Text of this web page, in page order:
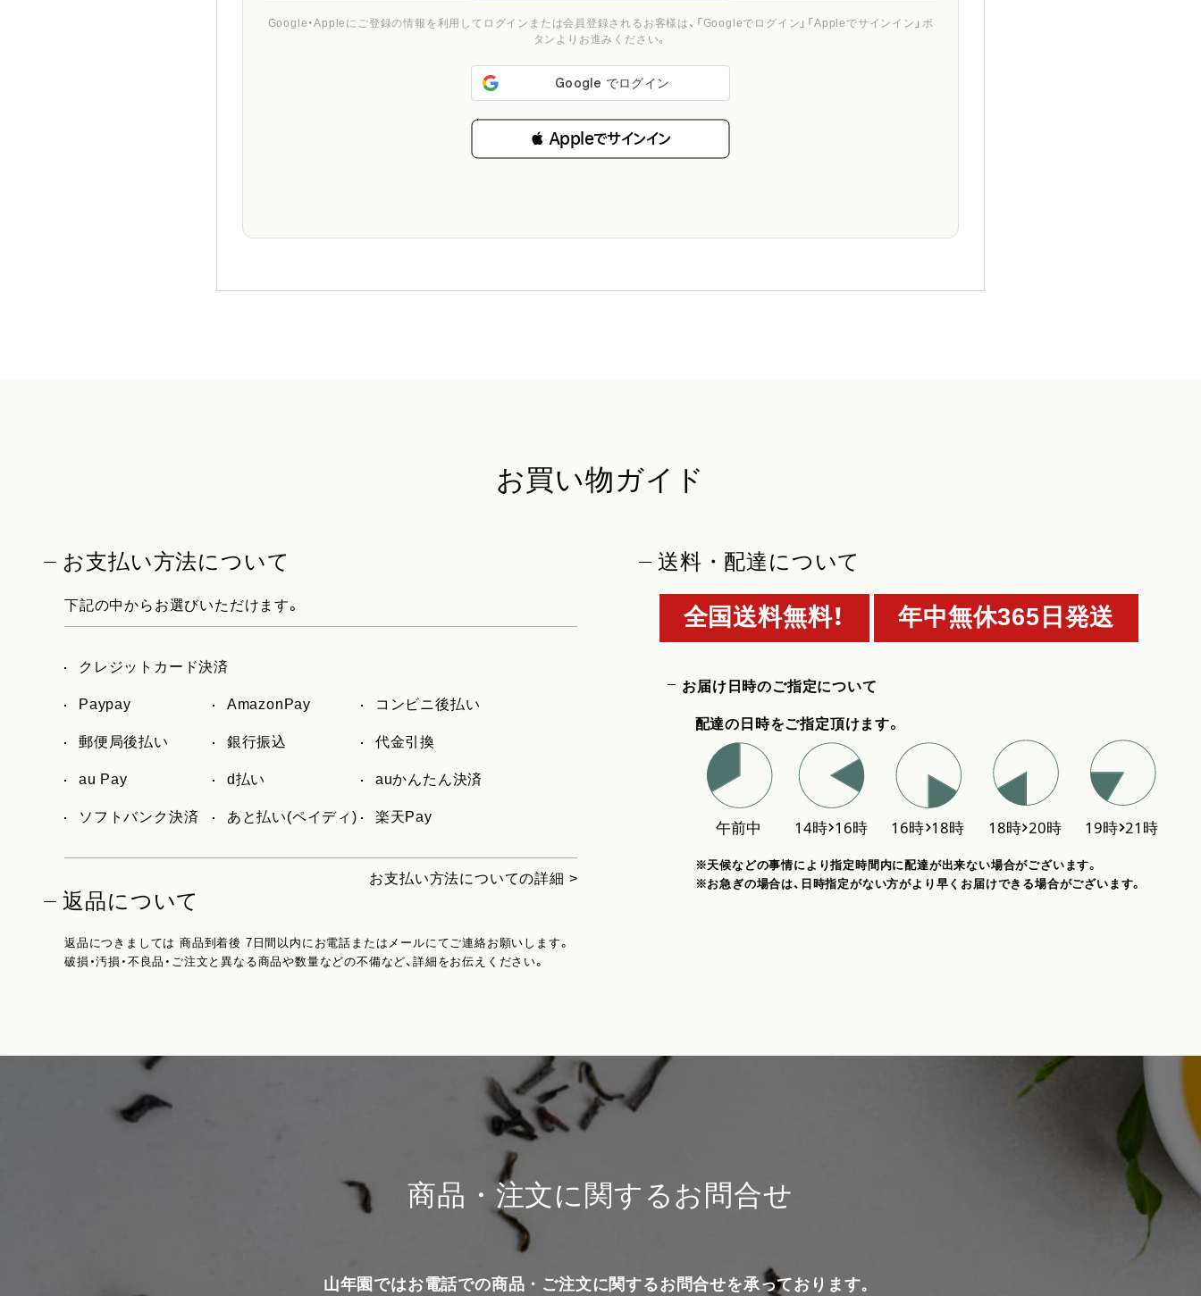
 Appleでサインイン
Google・Appleにご登録の情報を利用してログインまたは会員登録されるお客様は、「Googleでログイン」「Appleでサインイン」ボ
タンよりお進みください。
お買い物ガイド
お支払い方法について
下記の中からお選びいただけます。
クレジットカード決済
Paypay AmazonPay コンビニ後払い
郵便局後払い 銀行振込 代金引換
au Pay d払い auかんたん決済
ソフトバンク決済 あと払い(ペイディ) 楽天Pay
お支払い方法についての詳細 >
返品について
返品につきましては 商品到着後 7日間以内にお電話またはメールにてご連絡お願いします。
破損・汚損・不良品・ご注文と異なる商品や数量などの不備など、詳細をお伝えください。
送料・配達について
全国送料無料！ 年中無休365日発送
お届け日時のご指定について
配達の日時をご指定頂けます。
※天候などの事情により指定時間内に配達が出来ない場合がございます。
※お急ぎの場合は、日時指定がない方がより早くお届けできる場合がございます。
商品・注文に関するお問合せ
山年園ではお電話での商品・ご注文に関するお問合せを承っております。